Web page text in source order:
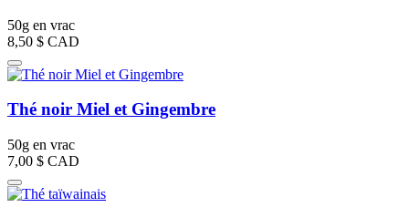
50g en vrac
8,50 $ CAD
Thé noir Miel et Gingembre
50g en vrac
7,00 $ CAD